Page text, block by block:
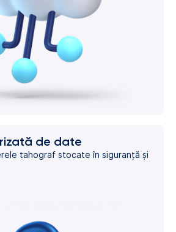
de date
tahograf stocate în siguranță și